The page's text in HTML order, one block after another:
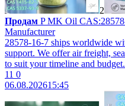
2
Продам P MK Oil
Manufacturer
28578-16-7 ships worldwide
support. We offer air freight,
to suit your timeline and
11 0
06.08.202615:45